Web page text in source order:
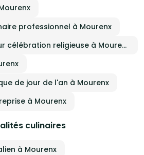
professionnel à Mourenx
Service traiteur pour célébration religieuse à Mourenx
de jour de l'an à Mourenx
à Mourenx
culinaires
à Mourenx